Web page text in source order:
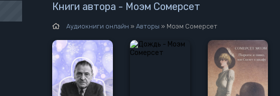
Книги автора - Моэм Сомерсет
Аудиокниги онлайн » Авторы » Моэм Сомерсет